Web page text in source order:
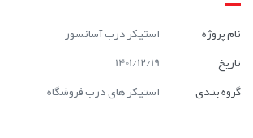
نام پروژه
استیکر درب آسانسور
تاریخ
1401/12/19
گروه بندی
استیکر های درب فروشگاه